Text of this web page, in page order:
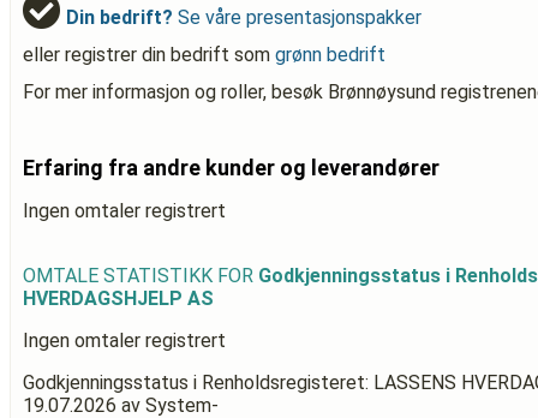
Din bedrift? Se våre presentasjonspakker
eller registrer din bedrift som grønn bedrift
For mer informasjon og roller, besøk Brønnøysund
Erfaring fra andre kunder og leverandører
Ingen omtaler registrert
OMTALE STATISTIKK FOR Godkjenningsstatus i
HVERDAGSHJELP AS
Ingen omtaler registrert
Godkjenningsstatus i Renholdsregisteret: LASSENS
19.07.2026 av System-